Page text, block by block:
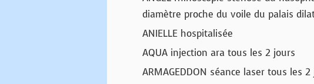
diamètre proche du voile du palais
ANIELLE hospitalisée
AQUA injection ara tous les 2 jours
ARMAGEDDON séance laser tous les 2